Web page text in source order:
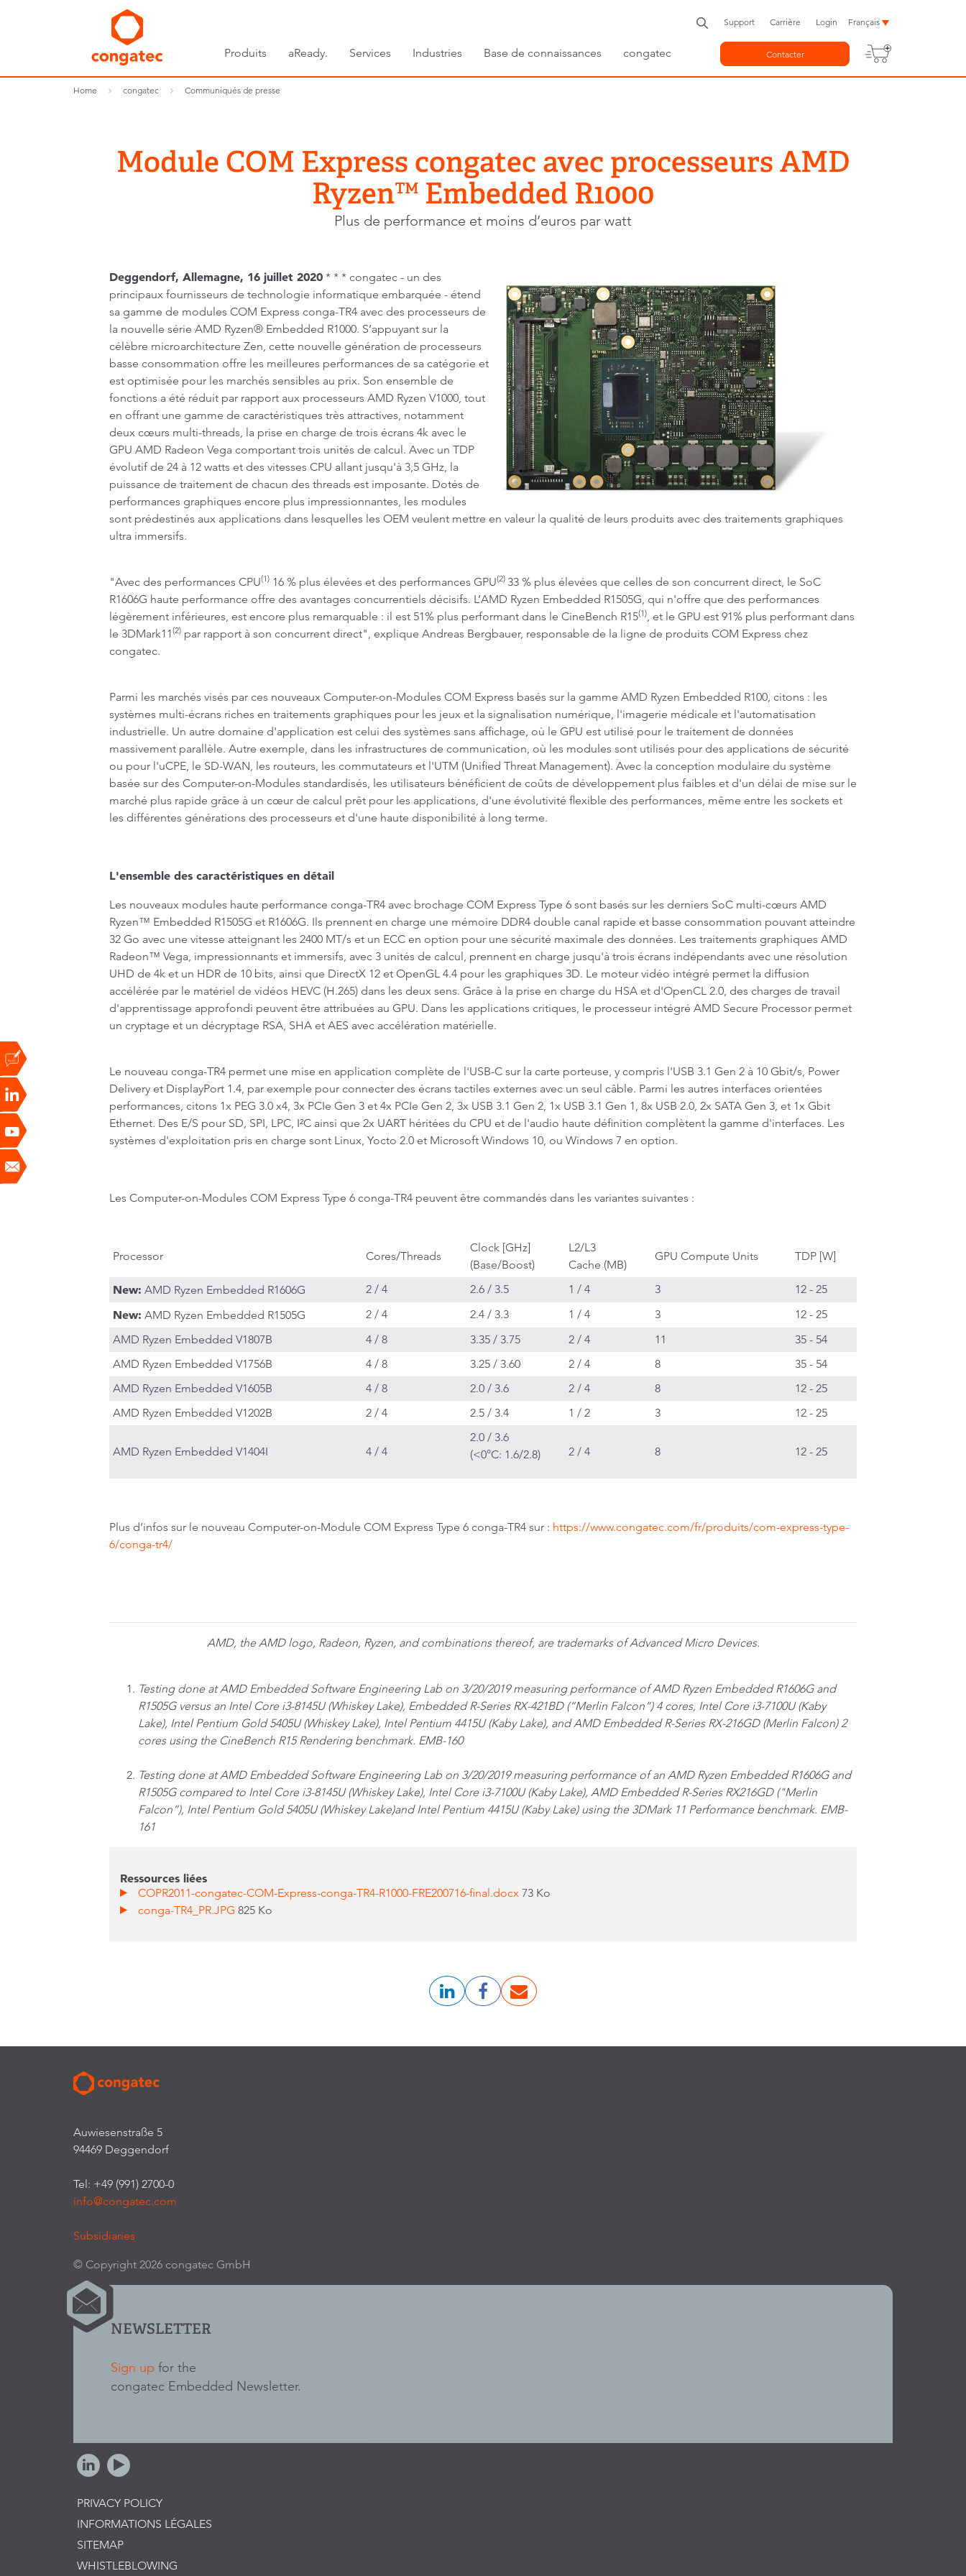
Produits aReady. Services Industries Base de connaissances congatec
Support Carrière Login Français
Contacter
Home congatec Communiqués de presse
Module COM Express congatec avec processeurs AMD
Ryzen™ Embedded R1000
Plus de performance et moins d’euros par watt
Deggendorf, Allemagne, 16 juillet 2020 * * * congatec - un des
principaux fournisseurs de technologie informatique embarquée - étend
sa gamme de modules COM Express conga-TR4 avec des processeurs de
la nouvelle série AMD Ryzen® Embedded R1000. S’appuyant sur la
célèbre microarchitecture Zen, cette nouvelle génération de processeurs
basse consommation offre les meilleures performances de sa catégorie et
est optimisée pour les marchés sensibles au prix. Son ensemble de
fonctions a été réduit par rapport aux processeurs AMD Ryzen V1000, tout
en offrant une gamme de caractéristiques très attractives, notamment
deux cœurs multi-threads, la prise en charge de trois écrans 4k avec le
GPU AMD Radeon Vega comportant trois unités de calcul. Avec un TDP
évolutif de 24 à 12 watts et des vitesses CPU allant jusqu'à 3,5 GHz, la
puissance de traitement de chacun des threads est imposante. Dotés de
performances graphiques encore plus impressionnantes, les modules
sont prédestinés aux applications dans lesquelles les OEM veulent mettre en valeur la qualité de leurs produits avec des traitements graphiques
ultra immersifs.
"Avec des performances CPU(1) 16 % plus élevées et des performances GPU(2) 33 % plus élevées que celles de son concurrent direct, le SoC
R1606G haute performance offre des avantages concurrentiels décisifs. L’AMD Ryzen Embedded R1505G, qui n'offre que des performances
légèrement inférieures, est encore plus remarquable : il est 51% plus performant dans le CineBench R15(1), et le GPU est 91% plus performant dans
le 3DMark11(2) par rapport à son concurrent direct", explique Andreas Bergbauer, responsable de la ligne de produits COM Express chez
congatec.
Parmi les marchés visés par ces nouveaux Computer-on-Modules COM Express basés sur la gamme AMD Ryzen Embedded R100, citons : les
systèmes multi-écrans riches en traitements graphiques pour les jeux et la signalisation numérique, l'imagerie médicale et l'automatisation
industrielle. Un autre domaine d'application est celui des systèmes sans affichage, où le GPU est utilisé pour le traitement de données
massivement parallèle. Autre exemple, dans les infrastructures de communication, où les modules sont utilisés pour des applications de sécurité
ou pour l'uCPE, le SD-WAN, les routeurs, les commutateurs et l'UTM (Unified Threat Management). Avec la conception modulaire du système
basée sur des Computer-on-Modules standardisés, les utilisateurs bénéficient de coûts de développement plus faibles et d'un délai de mise sur le
marché plus rapide grâce à un cœur de calcul prêt pour les applications, d'une évolutivité flexible des performances, même entre les sockets et
les différentes générations des processeurs et d'une haute disponibilité à long terme.
L'ensemble des caractéristiques en détail
Les nouveaux modules haute performance conga-TR4 avec brochage COM Express Type 6 sont basés sur les derniers SoC multi-cœurs AMD
Ryzen™ Embedded R1505G et R1606G. Ils prennent en charge une mémoire DDR4 double canal rapide et basse consommation pouvant atteindre
32 Go avec une vitesse atteignant les 2400 MT/s et un ECC en option pour une sécurité maximale des données. Les traitements graphiques AMD
Radeon™ Vega, impressionnants et immersifs, avec 3 unités de calcul, prennent en charge jusqu'à trois écrans indépendants avec une résolution
UHD de 4k et un HDR de 10 bits, ainsi que DirectX 12 et OpenGL 4.4 pour les graphiques 3D. Le moteur vidéo intégré permet la diffusion
accélérée par le matériel de vidéos HEVC (H.265) dans les deux sens. Grâce à la prise en charge du HSA et d'OpenCL 2.0, des charges de travail
d'apprentissage approfondi peuvent être attribuées au GPU. Dans les applications critiques, le processeur intégré AMD Secure Processor permet
un cryptage et un décryptage RSA, SHA et AES avec accélération matérielle.
Le nouveau conga-TR4 permet une mise en application complète de l'USB-C sur la carte porteuse, y compris l'USB 3.1 Gen 2 à 10 Gbit/s, Power
Delivery et DisplayPort 1.4, par exemple pour connecter des écrans tactiles externes avec un seul câble. Parmi les autres interfaces orientées
performances, citons 1x PEG 3.0 x4, 3x PCIe Gen 3 et 4x PCIe Gen 2, 3x USB 3.1 Gen 2, 1x USB 3.1 Gen 1, 8x USB 2.0, 2x SATA Gen 3, et 1x Gbit
Ethernet. Des E/S pour SD, SPI, LPC, I²C ainsi que 2x UART héritées du CPU et de l'audio haute définition complètent la gamme d'interfaces. Les
systèmes d'exploitation pris en charge sont Linux, Yocto 2.0 et Microsoft Windows 10, ou Windows 7 en option.
Les Computer-on-Modules COM Express Type 6 conga-TR4 peuvent être commandés dans les variantes suivantes :
Processor Cores/Threads
Clock [GHz]
(Base/Boost)
L2/L3
Cache (MB)
GPU Compute Units TDP [W]
New: AMD Ryzen Embedded R1606G 2 / 4 2.6 / 3.5 1 / 4 3 12 - 25
New: AMD Ryzen Embedded R1505G 2 / 4 2.4 / 3.3 1 / 4 3
12 - 25
AMD Ryzen Embedded V1807B
4 / 8 3.35 / 3.75 2 / 4 11
35 - 54
AMD Ryzen Embedded V1756B
4 / 8 3.25 / 3.60 2 / 4 8
35 - 54
AMD Ryzen Embedded V1605B
4 / 8 2.0 / 3.6 2 / 4 8
12 - 25
AMD Ryzen Embedded V1202B
2 / 4 2.5 / 3.4 1 / 2 3 12 - 25
AMD Ryzen Embedded V1404I 4 / 4
2.0 / 3.6
(<0°C: 1.6/2.8)
2 / 4 8 12 - 25
Plus d’infos sur le nouveau Computer-on-Module COM Express Type 6 conga-TR4 sur : https://www.congatec.com/fr/produits/com-express-type-
6/conga-tr4/
AMD, the AMD logo, Radeon, Ryzen, and combinations thereof, are trademarks of Advanced Micro Devices.
Testing done at AMD Embedded Software Engineering Lab on 3/20/2019 measuring performance of AMD Ryzen Embedded R1606G and
R1505G versus an Intel Core i3-8145U (Whiskey Lake), Embedded R-Series RX-421BD (“Merlin Falcon”) 4 cores, Intel Core i3-7100U (Kaby
Lake), Intel Pentium Gold 5405U (Whiskey Lake), Intel Pentium 4415U (Kaby Lake), and AMD Embedded R-Series RX-216GD (Merlin Falcon) 2
cores using the CineBench R15 Rendering benchmark. EMB-160
Testing done at AMD Embedded Software Engineering Lab on 3/20/2019 measuring performance of an AMD Ryzen Embedded R1606G and
R1505G compared to Intel Core i3-8145U (Whiskey Lake), Intel Core i3-7100U (Kaby Lake), AMD Embedded R-Series RX216GD ("Merlin
Falcon”), Intel Pentium Gold 5405U (Whiskey Lake)and Intel Pentium 4415U (Kaby Lake) using the 3DMark 11 Performance benchmark. EMB-
161
Ressources liées
COPR2011-congatec-COM-Express-conga-TR4-R1000-FRE200716-final.docx73 Ko
conga-TR4_PR.JPG825 Ko
Auwiesenstraße 5
94469 Deggendorf
Tel: +49 (991) 2700-0
info@congatec.com
Subsidiaries
© Copyright 2026 congatec GmbH
NEWSLETTER
Sign up for the
congatec Embedded Newsletter.
PRIVACY POLICY
INFORMATIONS LÉGALES
SITEMAP
WHISTLEBLOWING